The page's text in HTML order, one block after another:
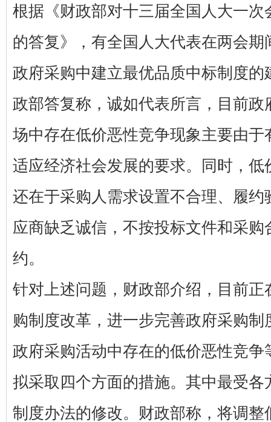
根据《财政部对十三届全国人大一次
的答复》，有全国人大代表在两会期
政府采购中建立最优品质中标制度的
政部答复称，诚如代表所言，目前政
场中存在低价恶性竞争现象主要由于
适应经济社会发展的要求。同时，低
还在于采购人需求设置不合理、履约
应商缺乏诚信，不按投标文件和采购
约。
针对上述问题，财政部介绍，目前正
购制度改革，进一步完善政府采购制
政府采购活动中存在的低价恶性竞争
拟采取四个方面的措施。其中最受各
制度办法的修改。财政部称，将调整